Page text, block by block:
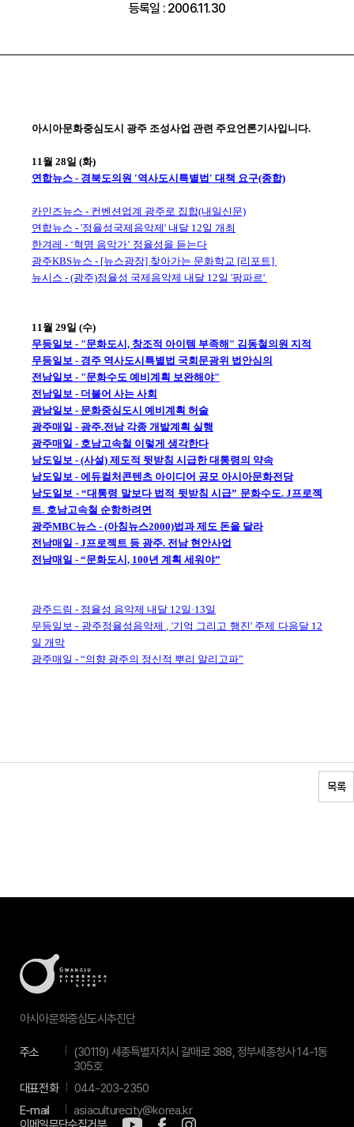
등록일 : 2006.11.30
아시아문화중심도시 광주 조성사업 관련 주요언론기사입니다.
11월 28일 (화)
연합뉴스 - 경북도의원 '역사도시특별법' 대책 요구(종합)
카인즈뉴스 - 컨벤션업계 광주로 집합(내일신문)
연합뉴스 - '정율성국제음악제' 내달 12일 개최
한겨레 - ‘혁명 음악가’ 정율성을 듣는다
광주KBS뉴스 - [뉴스광장] 찾아가는 문화학교 [리포트]
뉴시스 - (광주)정율성 국제음악제 내달 12일 '팡파르'
11월 29일 (수)
무등일보 - "문화도시, 창조적 아이템 부족해" 김동철의원 지적
무등일보 - 경주 역사도시특별법 국회문광위 법안심의
전남일보 - "문화수도 예비계획 보완해야"
전남일보 - 더불어 사는 사회
광남일보 - 문화중심도시 예비계획 허술
광주매일 - 광주.전남 각종 개발계획 실행
광주매일 - 호남고속철 이렇게 생각한다
남도일보 - (사설) 제도적 뒷받침 시급한 대통령의 약속
남도일보 - 에듀컬처콘텐츠 아이디어 공모 아시아문화전당
남도일보 - “대통령 말보다 법적 뒷받침 시급” 문화수도. J프로젝
트. 호남고속철 순항하려면
광주MBC뉴스 - (아침뉴스2000)법과 제도 돈을 달라
전남매일 - J프로젝트 등 광주. 전남 현안사업
전남매일 - “문화도시, 100년 계획 세워야”
광주드림 - 정율성 음악제 내달 12일·13일
무등일보 - 광주정율성음악제 , '기억 그리고 행진' 주제 다음달 12
일 개막
광주매일 - “의향 광주의 정신적 뿌리 알리고파”
목록
아시아문화중심도시추진단
주소
(30119) 세종특별자치시 갈매로 388, 정부세종청사 14-1동
305호
대표전화
044-203-2350
E-mail
asiaculturecity@korea.kr